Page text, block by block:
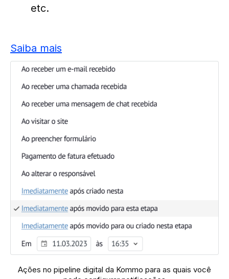
etc.
Saiba mais
Ações no pipeline digital da Kommo para as quais você